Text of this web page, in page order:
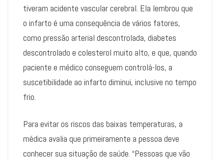
tiveram acidente vascular cerebral. Ela lembrou que
o infarto é uma consequência de vários fatores,
como pressão arterial descontrolada, diabetes
descontrolado e colesterol muito alto, e que, quando
paciente e médico conseguem controlá-los, a
suscetibilidade ao infarto diminui, inclusive no tempo
frio.
Para evitar os riscos das baixas temperaturas, a
médica avalia que primeiramente a pessoa deve
conhecer sua situação de saúde. “Pessoas que vão